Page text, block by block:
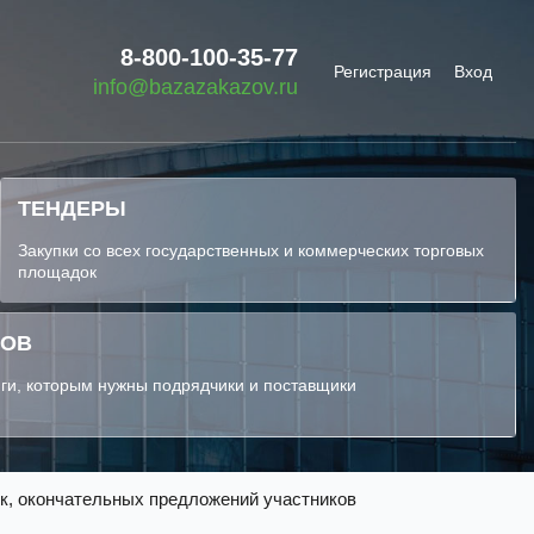
8-800-100-35-77
info@bazazakazov.ru
Регистрация Вход
ТЕНДЕРЫ
Закупки со всех государственных и коммерческих торговых
площадок
которым нужны подрядчики и поставщики
окончательных предложений участников